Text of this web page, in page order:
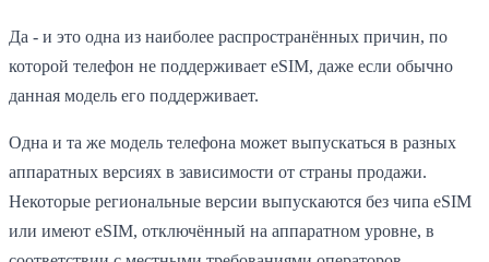
Да - и это одна из наиболее распространённых причин, по
которой телефон не поддерживает eSIM, даже если обычно
данная модель его поддерживает.
Одна и та же модель телефона может выпускаться в разных
аппаратных версиях в зависимости от страны продажи.
Некоторые региональные версии выпускаются без чипа eSIM
или имеют eSIM, отключённый на аппаратном уровне, в